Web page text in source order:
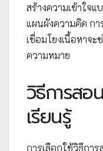
สร้างความเข้าใจ
แผนผังความคิด กา
เชื่อมโยงเนื้อหาจะ
ความหมาย
วิธีการสอ
เรียนรู้
การเลือกใช้วิธีกา